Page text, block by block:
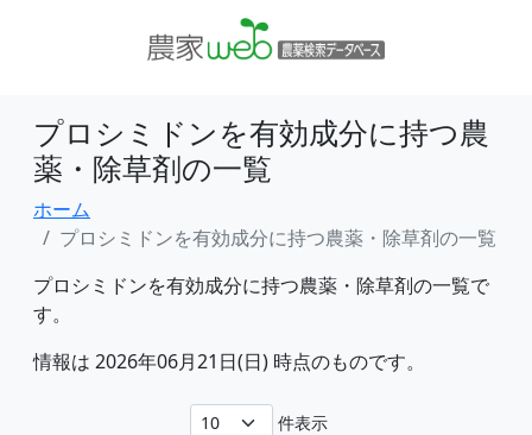
プロシミドンを有効成分に持つ農
薬・除草剤の一覧
ホーム
プロシミドンを有効成分に持つ農薬・除草剤の一覧
プロシミドンを有効成分に持つ農薬・除草剤の一覧で
す。
情報は 2026年06月21日(日) 時点のものです。
件表示